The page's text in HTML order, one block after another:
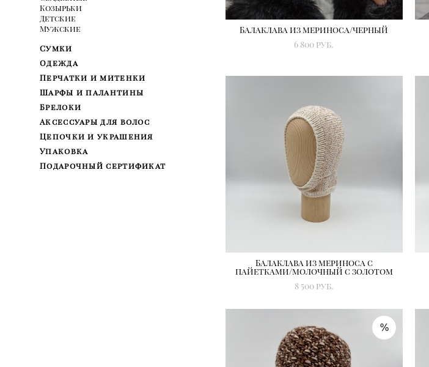
Козырьки
Детские
Мужские
Сумки
Одежда
Перчатки и митенки
Шарфы и палантины
Брелоки
Аксессуары для волос
Цепочки и украшения
Упаковка
Подарочный сертификат
Балаклава из мериноса/черный
6 800 pуб.
Балаклава из мериноса с
пайетками/молочный с золотом
8 500 pуб.
%